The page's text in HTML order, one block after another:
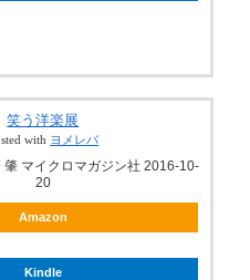
笑う洋楽展
with ヨメレバ
肇 マイクロマガジン社 2016-10-
20
Amazon
Kindle